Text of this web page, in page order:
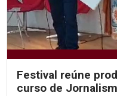
Festival reúne
curso de